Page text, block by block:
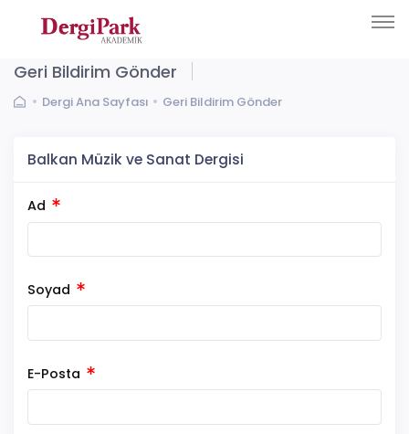
Geri Bildirim Gönder
Dergi Ana Sayfası Geri Bildirim Gönder
Balkan Müzik ve Sanat Dergisi
Ad
Soyad
E-Posta